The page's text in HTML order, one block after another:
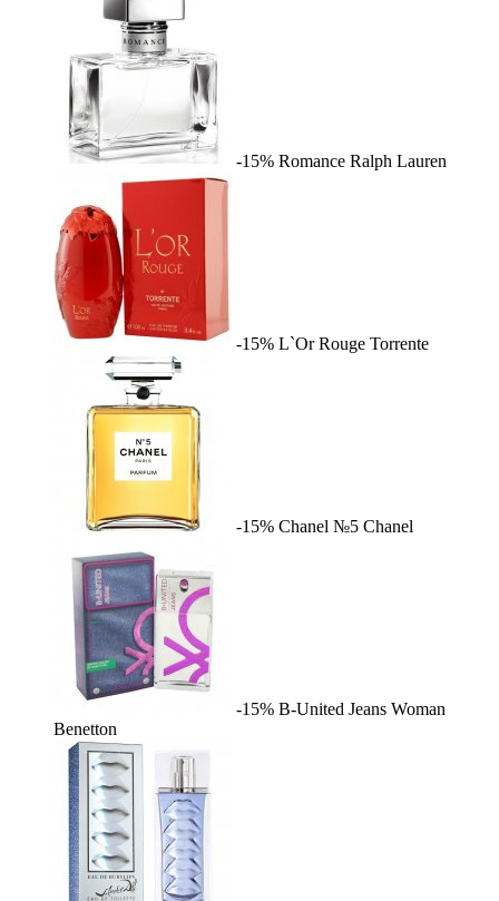
-15% Romance Ralph Lauren
-15% L`Or Rouge Torrente
-15% Chanel №5 Chanel
-15% B-United Jeans Woman
Benetton